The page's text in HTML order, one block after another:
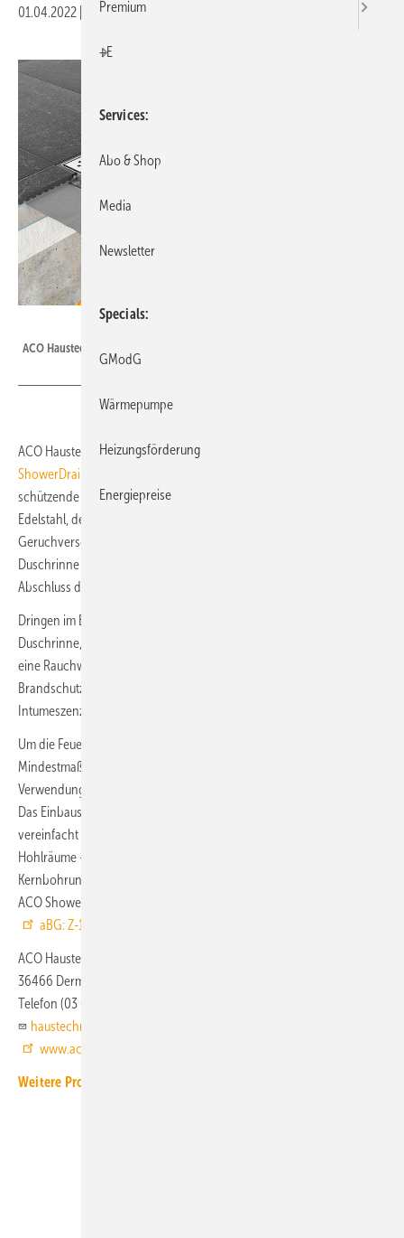
01.04.2022 Veröffentlicht in
ACO Haustechnik: ACO ShowerDrain mit aktivierter Brandschutzkartusche.
ACO Haustechnik bietet die Edelstahl-Duschrinne
ShowerDrain E+
schützende Technik befindet sich im Brandschutzablaufkörper aus
Edelstahl, der mit einem herausnehmbaren Brandschutz-
Geruchverschluss ausgestattet ist. Die bodenebene Design-
Duschrinne hat hier die Funktion eines Aufsatzstücks und wird nach
Abschluss der Mörtelarbeiten installiert.
Dringen im Brandfall Rauch und Hitze in den Ablaufkörper der
Duschrinne, verhindert in den ersten Minuten die Sperrwasservorlage
eine Rauchweiterleitung. Ab Temperaturen über 150 °C verschließt die
Brandschutzkartusche durch die sich ausdehnende
Intumeszenzmasse den Stutzen des Ablaufkörpers.
Um die Feuerwiderstandsklassen R30 bis R120 zu erfüllen, sind
Mindestmaße für Deckendicken zur berücksichtigen: 100 mm bei
Verwendung des Einbausets ACO Fit-in und 150 mm ohne ACO Fit-in.
Das Einbauset erlaubt nicht nur eine Deckendicke ab 100 mm, es
vereinfacht durch das mörtellose Verschließen der verbliebenen
Hohlräume – nach dem Einsetzen des Bodenablaufs in eine
Kernbohrung – auch die Montage. Die Brandschutznachweise für die
ACO ShowerDrain E+ sind der
aBG: Z-19.53-2461
ACO Haustechnik
36466 Dermbach
Telefon (03 69 65) 81 90
haustechnik@aco.com
www.aco-haustechnik.de
Weitere Produkt-Meldungen zum Thema Brandschutz
Premium
+E
Services
Abo & Shop
Media
Newsletter
Specials
GModG
Wärmepumpe
Heizungsförderung
Energiepreise